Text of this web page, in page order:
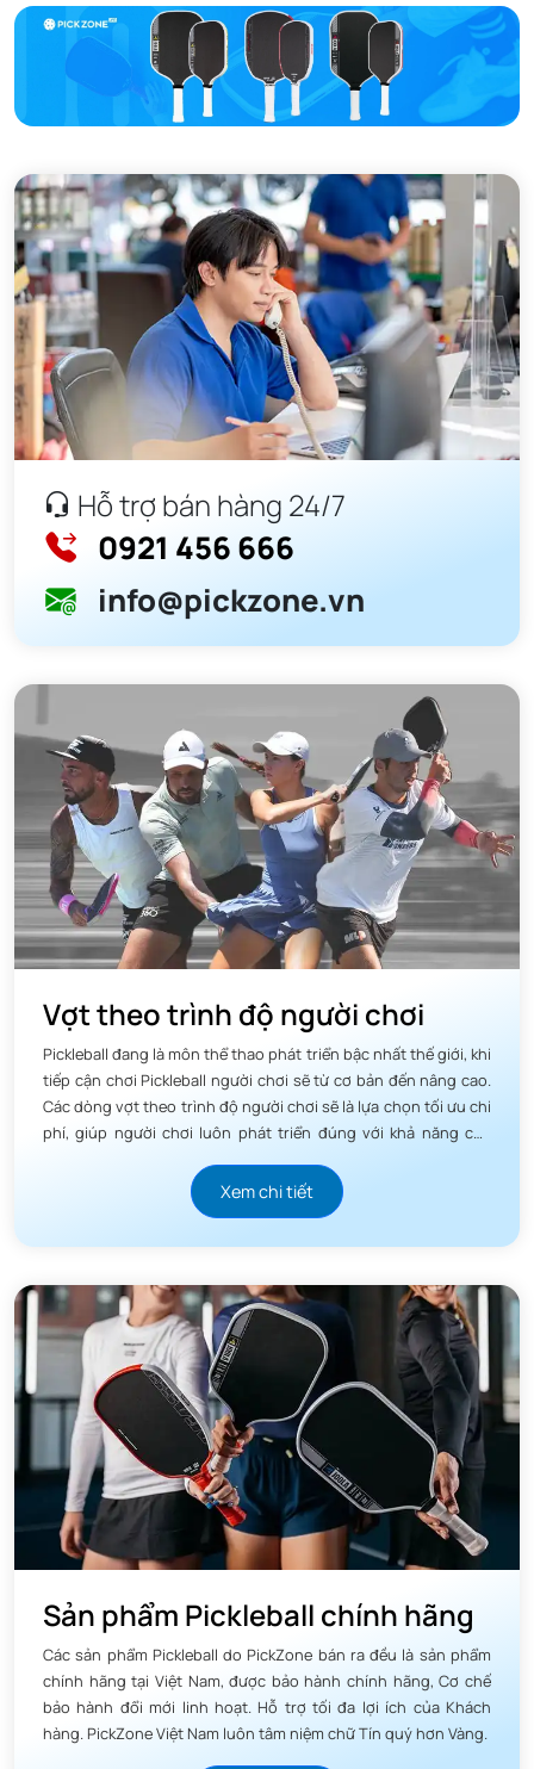
Hỗ trợ bán hàng 24/7
0921 456 666
info@pickzone.vn
Vợt theo trình độ người chơi
Pickleball đang là môn thể thao phát triển bậc nhất thế giới, khi
tiếp cận chơi Pickleball người chơi sẽ từ cơ bản đến nâng cao.
Các dòng vợt theo trình độ người chơi sẽ là lựa chọn tối ưu chi
phí, giúp người chơi luôn phát triển đúng với khả năng của
Xem chi tiết
Sản phẩm Pickleball chính hãng
Các sản phẩm Pickleball do PickZone bán ra đều là sản phẩm
chính hãng tại Việt Nam, được bảo hành chính hãng, Cơ chế
bảo hành đổi mới linh hoạt. Hỗ trợ tối đa lợi ích của Khách
hàng. PickZone Việt Nam luôn tâm niệm chữ Tín quý hơn Vàng.